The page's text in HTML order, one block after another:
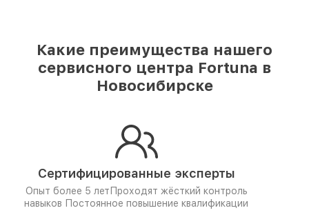
Какие преимущества нашего
сервисного центра Fortuna в
Новосибирске
Сертифицированные эксперты
Опыт более 5 лет Проходят жёсткий контроль
навыков Постоянное повышение квалификации